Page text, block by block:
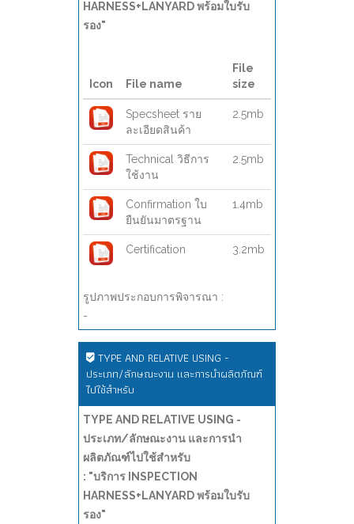
HARNESS+LANYARD พร้อมใบรับ
รอง"
Icon File name
File
size
Specsheet ราย
ละเอียดสินค้า
2.5mb
Technical วิธีการ
ใช้งาน
2.5mb
Confirmation ใบ
ยืนยันมาตรฐาน
1.4mb
Certification 3.2mb
รูปภาพประกอบการพิจารณา :
-
TYPE AND RELATIVE USING -
ประเภท/ลักษณะงาน และการนำผลิตภัณฑ์
ไปใช้สำหรับ
TYPE AND RELATIVE USING -
ประเภท/ลักษณะงาน และการนำ
ผลิตภัณฑ์ไปใช้สำหรับ
: "บริการ INSPECTION
HARNESS+LANYARD พร้อมใบรับ
รอง"